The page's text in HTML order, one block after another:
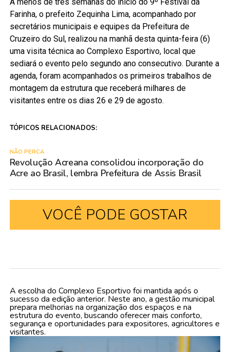
Farinha, o prefeito Zequinha Lima, acompanhado por
secretários municipais e equipes da Prefeitura de
Cruzeiro do Sul, realizou na manhã desta quinta-feira (6)
uma visita técnica ao Complexo Esportivo, local que
sediará o evento pelo segundo ano consecutivo. Durante a
agenda, foram acompanhados os primeiros trabalhos de
montagem da estrutura que receberá milhares de
visitantes entre os dias 26 e 29 de agosto.
TÓPICOS RELACIONADOS:
NÃO PERCA
Revolução Acreana consolidou incorporação do
Acre ao Brasil, lembra Prefeitura de Assis Brasil
VOCÊ PODE GOSTAR
A escolha do Complexo Esportivo foi mantida após o
sucesso da edição anterior. Neste ano, a gestão municipal
prepara melhorias na organização dos espaços e na
estrutura do evento, buscando oferecer mais conforto,
segurança e oportunidades para expositores, agricultores e
visitantes.